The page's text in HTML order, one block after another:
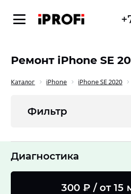
Ремонт iPhone SE
Каталог iPhone iPhone SE 2020
Фильтр
Диагностика
300 ₽ / от 15